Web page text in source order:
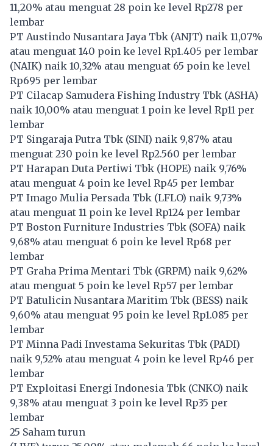
11,20% atau menguat 28 poin ke level Rp278 per
lembar
PT Austindo Nusantara Jaya Tbk (ANJT) naik 11,07%
atau menguat 140 poin ke level Rp1.405 per lembar
(NAIK) naik 10,32% atau menguat 65 poin ke level
Rp695 per lembar
PT Cilacap Samudera Fishing Industry Tbk (ASHA)
naik 10,00% atau menguat 1 poin ke level Rp11 per
lembar
PT Singaraja Putra Tbk (SINI) naik 9,87% atau
menguat 230 poin ke level Rp2.560 per lembar
PT Harapan Duta Pertiwi Tbk (HOPE) naik 9,76%
atau menguat 4 poin ke level Rp45 per lembar
PT Imago Mulia Persada Tbk (LFLO) naik 9,73%
atau menguat 11 poin ke level Rp124 per lembar
PT Boston Furniture Industries Tbk (SOFA) naik
9,68% atau menguat 6 poin ke level Rp68 per
lembar
PT Graha Prima Mentari Tbk (GRPM) naik 9,62%
atau menguat 5 poin ke level Rp57 per lembar
PT Batulicin Nusantara Maritim Tbk (BESS) naik
9,60% atau menguat 95 poin ke level Rp1.085 per
lembar
PT Minna Padi Investama Sekuritas Tbk (PADI)
naik 9,52% atau menguat 4 poin ke level Rp46 per
lembar
PT Exploitasi Energi Indonesia Tbk (CNKO) naik
9,38% atau menguat 3 poin ke level Rp35 per
lembar
25 Saham turun